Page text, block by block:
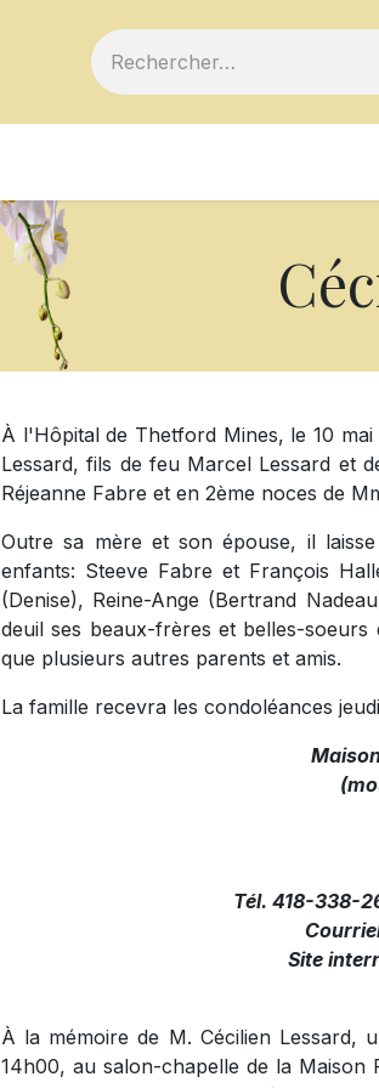
À l'Hôpital de Thetford Mines, le 10 mai
Lessard, fils de feu Marcel Lessard et
Réjeanne Fabre et en 2ème noces de
Outre sa mère et son épouse, il
enfants: Steeve Fabre et François
(Denise), Reine-Ange (Bertrand
deuil ses beaux-frères et belles-
que plusieurs autres parents et amis.
La famille recevra les condoléances
Tél. 418-338-
Site
À la mémoire de M. Cécilien Lessard,
14h00, au salon-chapelle de la Maison